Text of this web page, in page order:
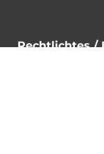
Rechtlichtes /